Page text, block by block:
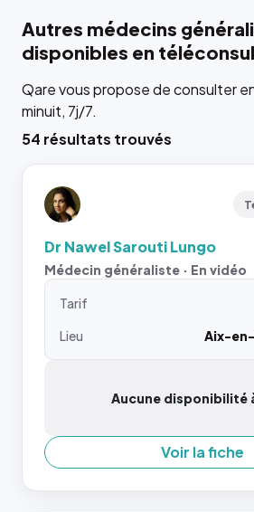
Autres médecins
disponibles en
Qare vous propose de consulter
minuit, 7j/7.
54 résultats trouvés
Dr Nawel Sarouti Lungo
Médecin généraliste · En vidéo
Tarif
Lieu
Aix-
Aucune disponibilité
Voir la fiche